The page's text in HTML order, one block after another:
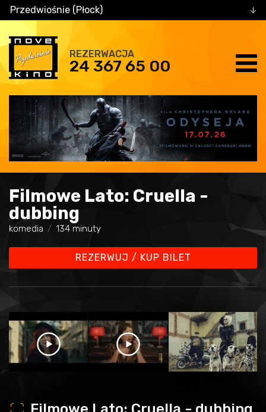
Przedwiośnie (Płock)
REZERWACJA
24 367 65 00
Filmowe Lato: Cruella -
dubbing
komedia 134 minuty
REZERWUJ / KUP BILET
o